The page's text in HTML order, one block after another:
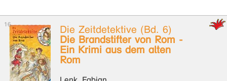
Die Zeitdetektive (Bd. 6)
Die Brandstifter von Rom -
Ein Krimi aus dem alten
Rom